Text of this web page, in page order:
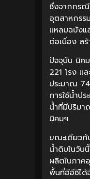
ซึ่งจากกรณี
อุตสาหกรร
แหลมฉบังแ
ต่อเนื่อง ส
ปัจจุบัน นิค
221 โรง แ
ประมาณ
การใช้น้ำป
น้ำที่มีปริมา
นิคมฯ
ขณะเดียวกั
น้ำดิบในวัน
ผลิตในภาค
พื้นที่อีอีซีไ